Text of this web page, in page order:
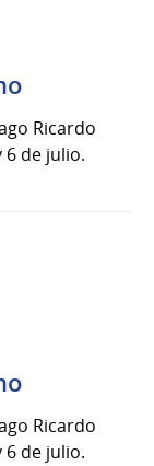
Ricardo
6 de julio.
Ricardo
6 de julio.